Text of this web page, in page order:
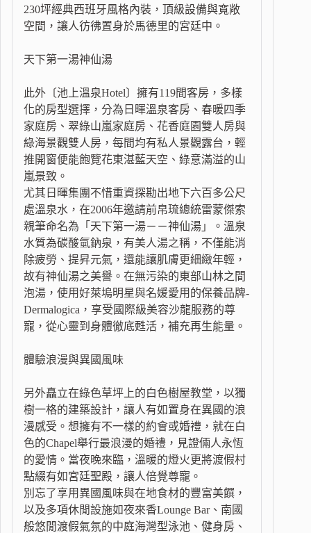
230坪經典西班牙風格內裝，頂級設備與寬敞
空間，讓人彷彿置身於馬德里的宮廷中。
天下第一湯神仙湯
此外〔池上溫泉Hotel〕擁有119間客房，多樣
化的房型選擇，分為日暉溫泉客房、春暖四季
家庭房、翠綠山嵐家庭房、花香庭園雙人房與
綠海景觀雙人房，每間均有私人景觀露台，輕
推開窗便能飽覽花東湛藍天空、綠意滿溢的山
嵐景致。
尤其日暉集團不惜重資探勘出地下六百多公尺
處溫泉水，在2006年邀請前帛琉總統雷蒙傑索
親筆命名為「天下第一湯－－神仙湯」。溫泉
水質為碳酸氫鈉泉，有美人湯之稱，不僅能消
除疲勞、提昇元氣，還能讓肌膚更細緻年輕，
故有神仙湯之美譽。在無污染的東部山林之間
泡湯，使用好萊塢明星與名媛愛用的保養品牌-
Dermalogica，享受國際級美容沙龍服務的尊
寵，從心靈到身體徹底甦活，補充再生能量。
體驗浪漫與異國風味
另外矗立在綠色草坪上的白色樹屋教堂，以獨
樹一格的建築設計，讓人有如置身在異國的浪
漫感受。想擁有不一樣的約會或婚禮，就在白
色的Chapel舉行最浪漫的婚禮，見證倆人永恆
的愛情。當夜晚來臨，溫暖的燈火更將渡假村
點綴有如宮廷聖殿，讓人倍覺尊寵。
別忘了享用異國風味與在地食材的豐富美饌，
以及多項休閒設施如夜來香Lounge Bar、南國
般悠閒渡假氣氛的中庭海灣型泳池、健身房、